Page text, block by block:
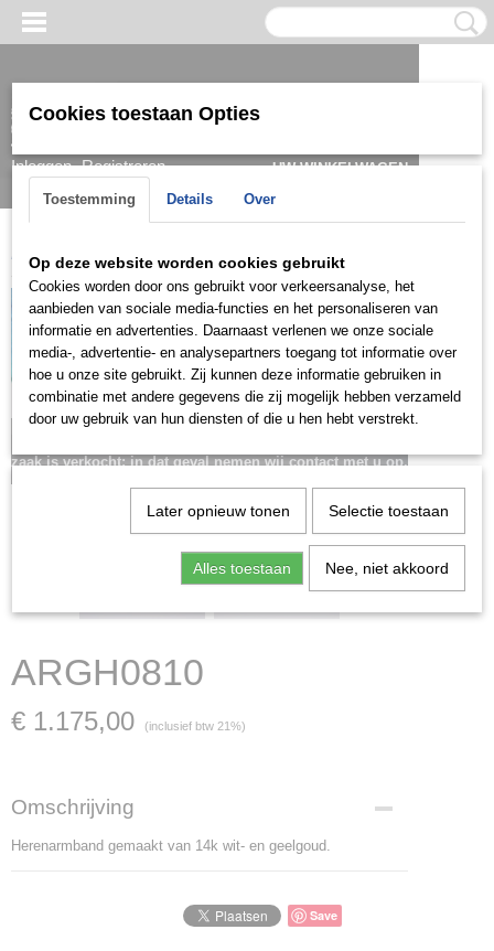
Inloggen Registreren
UW WINKELWAGEN
Home > Armband > Heren Goud/witgoud ARGH0810
zaak is verkocht; in dat geval nemen wij contact met u op.
ARGH0810
€ 1.175,00 (inclusief btw 21%)
Omschrijving
Herenarmband gemaakt van 14k wit- en geelgoud.
Save
Cookies toestaan Opties
Toestemming Details Over
Op deze website worden cookies gebruikt
Cookies worden door ons gebruikt voor verkeersanalyse, het
aanbieden van sociale media-functies en het personaliseren van
informatie en advertenties. Daarnaast verlenen we onze sociale
media-, advertentie- en analysepartners toegang tot informatie over
hoe u onze site gebruikt. Zij kunnen deze informatie gebruiken in
combinatie met andere gegevens die zij mogelijk hebben verzameld
door uw gebruik van hun diensten of die u hen hebt verstrekt.
Later opnieuw tonen Selectie toestaan
Alles toestaan Nee, niet akkoord